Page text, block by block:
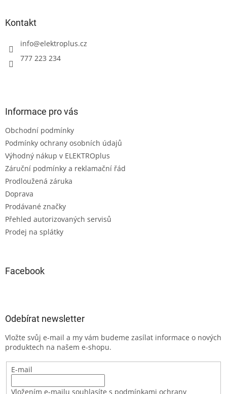
Kontakt
info@elektroplus.cz
777 223 234
Informace pro vás
Obchodní podmínky
Podmínky ochrany osobních údajů
Výhodný nákup v ELEKTROplus
Záruční podmínky a reklamační řád
Prodloužená záruka
Doprava
Prodávané značky
Přehled autorizovaných servisů
Prodej na splátky
Facebook
Odebírat newsletter
Vložte svůj e-mail a my vám budeme zasílat informace o nových
produktech na našem e-shopu.
E-mail
Vložením e-mailu souhlasíte s podmínkami ochrany